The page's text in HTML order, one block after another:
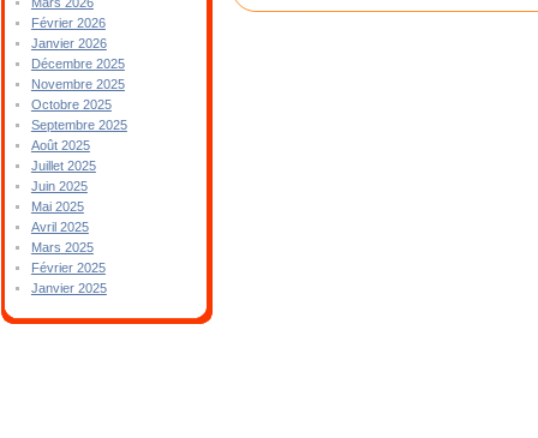
Février 2026
Janvier 2026
Décembre 2025
Novembre 2025
Octobre 2025
Septembre 2025
Août 2025
Juillet 2025
Juin 2025
Mai 2025
Avril 2025
Mars 2025
Février 2025
Janvier 2025